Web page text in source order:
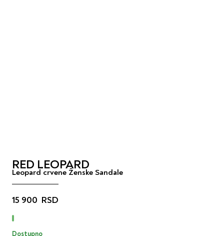
RED LEOPARD
Leopard crvene Ženske Sandale
15 900 RSD
Dostupno